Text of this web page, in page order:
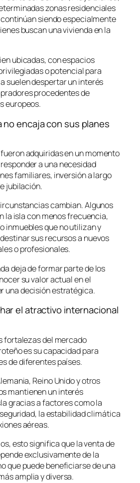
zonas residenciales
siendo especialmente
buscan una vivienda en la
ubicadas, con espacios
o potencial para
suelen despertar un interés
procedentes de
europeos.
no encaja con sus planes
adquiridas en un momento
a una necesidad
familiares, inversión a largo
jubilación.
cambian. Algunos
la isla con menos frecuencia,
inmuebles que no utilizan y
sus recursos a nuevos
o profesionales.
deja de formar parte de los
su valor actual en el
una decisión estratégica.
el atractivo internacional
fortalezas del mercado
es su capacidad para
de diferentes países.
Reino Unido y otros
mantienen un interés
gracias a factores como la
la estabilidad climática
aéreas.
esto significa que la venta de
exclusivamente de la
que puede beneficiarse de una
amplia y diversa.